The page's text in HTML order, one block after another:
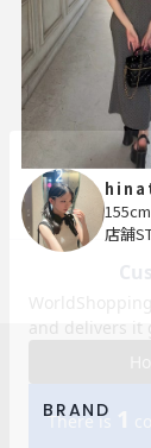
155cm
店舗
BRAND